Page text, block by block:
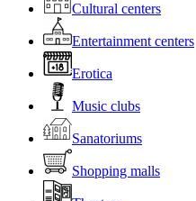
Cultural centers
Entertainment centers
Erotica
Music clubs
Sanatoriums
Shopping malls